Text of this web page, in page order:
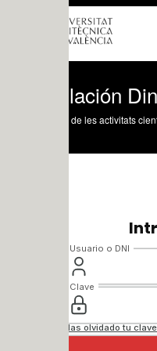
Dinámica
les activitats científiques,